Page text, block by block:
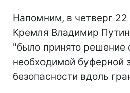
Напомним, в четверг 22
Кремля Владимир Путин
"было принято решение
необходимой буферной
безопасности вдоль